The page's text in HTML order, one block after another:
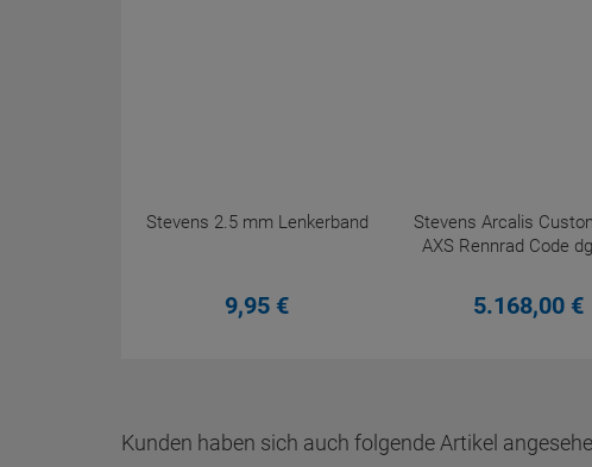
Stevens 2.5 mm Lenkerband
9,95 €
Stevens Arcalis
AXS Rennrad Code
5.168,00 €
Kunden haben sich auch folgende Artikel